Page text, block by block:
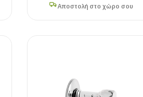
Οδηγός Αγοράς Πλακιδίων
Αποστολή στο χώρο σου